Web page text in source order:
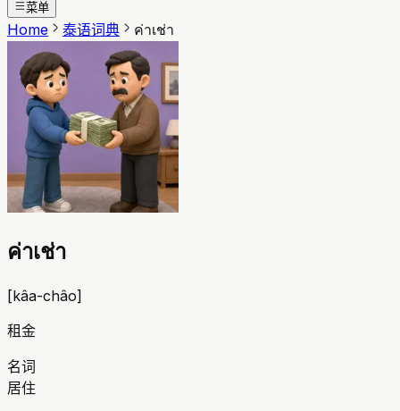
菜单
Home 泰语词典 ค่าเช่า
ค่าเช่า
[kâa-châo]
租金
名词
居住